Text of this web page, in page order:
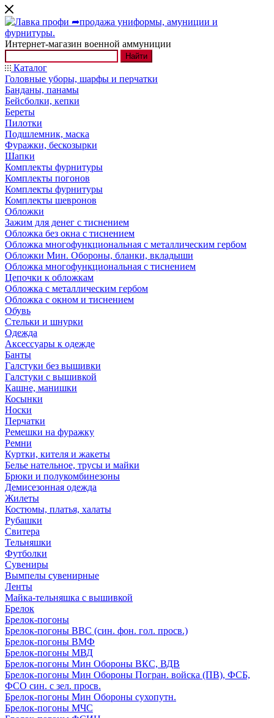
Интернет-магазин военной аммуниции
Найти
Каталог
Головные уборы, шарфы и перчатки
Банданы, панамы
Бейсболки, кепки
Береты
Пилотки
Подшлемник, маска
Фуражки, бескозырки
Шапки
Комплекты фурнитуры
Комплекты погонов
Комплекты фурнитуры
Комплекты шевронов
Обложки
Зажим для денег с тиснением
Обложка без окна с тиснением
Обложка многофункциональная с металлическим гербом
Обложки Мин. Обороны, бланки, вкладыши
Обложка многофункциональная с тиснением
Цепочки к обложкам
Обложка с металлическим гербом
Обложка с окном и тиснением
Обувь
Стельки и шнурки
Одежда
Аксессуары к одежде
Банты
Галстуки без вышивки
Галстуки с вышивкой
Кашне, манишки
Косынки
Носки
Перчатки
Ремешки на фуражку
Ремни
Куртки, кителя и жакеты
Белье нательное, трусы и майки
Брюки и полукомбинезоны
Демисезонная одежда
Жилеты
Костюмы, платья, халаты
Рубашки
Свитера
Тельняшки
Футболки
Сувениры
Вымпелы сувенирные
Ленты
Майка-тельняшка с вышивкой
Брелок
Брелок-погоны
Брелок-погоны ВВС (син. фон. гол. просв.)
Брелок-погоны ВМФ
Брелок-погоны МВД
Брелок-погоны Мин Обороны ВКС, ВДВ
Брелок-погоны Мин Обороны Погран. войска (ПВ), ФСБ,
ФСО син. с зел. просв.
Брелок-погоны Мин Обороны сухопутн.
Брелок-погоны МЧС